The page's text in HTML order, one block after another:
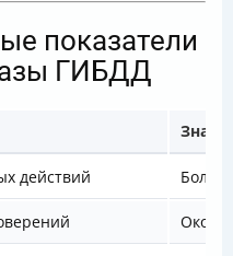
показатели
ГИБДД
действий Более
Около